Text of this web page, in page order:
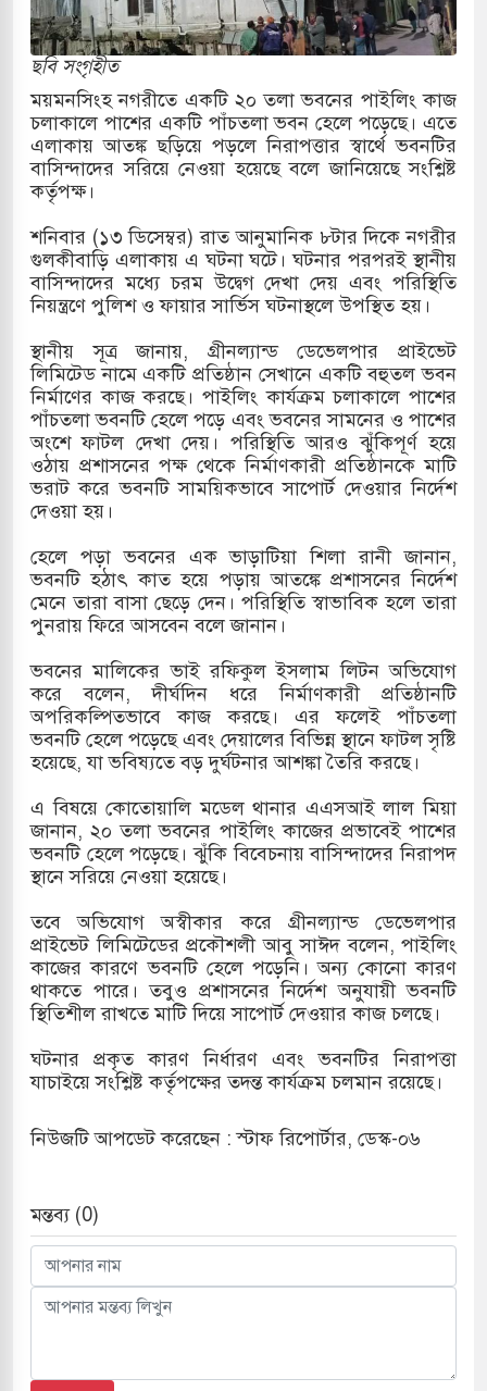
মুক্তির দাবিতে পাকিস্তানজুড়ে পিটিআইয়ের আজ
কোরিয়ার ক্ষেপণাস্ত্র ইউনিট মোতায়েন করা হয়েছে:
ইয়েমেন উপকূলে হামলার শিকার ভারতীয় জাহাজ
পর্যালোচনায় পোশাক রপ্তানিতে দ্বিতীয় স্থানে বাংলাদেশ
জুলাই গণঅভ্যুত্থান দিবস
একমাত্র আসামি অবসরপ্রাপ্ত সেনাসদস্য জামিনে
কুতুবদিয়া শিপিং চ্যানেলে জালের জড়ালে মারাত্মক
রুশ নাগরিকদের মারামারি: নিহত ১
ছবি সংগৃহীত
ময়মনসিংহ নগরীতে একটি ২০ তলা ভবনের পাইলিং কাজ
চলাকালে পাশের একটি পাঁচতলা ভবন হেলে পড়েছে। এতে
এলাকায় আতঙ্ক ছড়িয়ে পড়লে নিরাপত্তার স্বার্থে ভবনটির
বাসিন্দাদের সরিয়ে নেওয়া হয়েছে বলে জানিয়েছে সংশ্লিষ্ট
কর্তৃপক্ষ।
শনিবার (১৩ ডিসেম্বর) রাত আনুমানিক ৮টার দিকে নগরীর
গুলকীবাড়ি এলাকায় এ ঘটনা ঘটে। ঘটনার পরপরই স্থানীয়
বাসিন্দাদের মধ্যে চরম উদ্বেগ দেখা দেয় এবং পরিস্থিতি
নিয়ন্ত্রণে পুলিশ ও ফায়ার সার্ভিস ঘটনাস্থলে উপস্থিত হয়।
স্থানীয় সূত্র জানায়, গ্রীনল্যান্ড ডেভেলপার প্রাইভেট
লিমিটেড নামে একটি প্রতিষ্ঠান সেখানে একটি বহুতল ভবন
নির্মাণের কাজ করছে। পাইলিং কার্যক্রম চলাকালে পাশের
পাঁচতলা ভবনটি হেলে পড়ে এবং ভবনের সামনের ও পাশের
অংশে ফাটল দেখা দেয়। পরিস্থিতি আরও ঝুঁকিপূর্ণ হয়ে
ওঠায় প্রশাসনের পক্ষ থেকে নির্মাণকারী প্রতিষ্ঠানকে মাটি
ভরাট করে ভবনটি সাময়িকভাবে সাপোর্ট দেওয়ার নির্দেশ
দেওয়া হয়।
হেলে পড়া ভবনের এক ভাড়াটিয়া শিলা রানী জানান,
ভবনটি হঠাৎ কাত হয়ে পড়ায় আতঙ্কে প্রশাসনের নির্দেশ
মেনে তারা বাসা ছেড়ে দেন। পরিস্থিতি স্বাভাবিক হলে তারা
পুনরায় ফিরে আসবেন বলে জানান।
ভবনের মালিকের ভাই রফিকুল ইসলাম লিটন অভিযোগ
করে বলেন, দীর্ঘদিন ধরে নির্মাণকারী প্রতিষ্ঠানটি
অপরিকল্পিতভাবে কাজ করছে। এর ফলেই পাঁচতলা
ভবনটি হেলে পড়েছে এবং দেয়ালের বিভিন্ন স্থানে ফাটল সৃষ্টি
হয়েছে, যা ভবিষ্যতে বড় দুর্ঘটনার আশঙ্কা তৈরি করছে।
এ বিষয়ে কোতোয়ালি মডেল থানার এএসআই লাল মিয়া
জানান, ২০ তলা ভবনের পাইলিং কাজের প্রভাবেই পাশের
ভবনটি হেলে পড়েছে। ঝুঁকি বিবেচনায় বাসিন্দাদের নিরাপদ
স্থানে সরিয়ে নেওয়া হয়েছে।
তবে অভিযোগ অস্বীকার করে গ্রীনল্যান্ড ডেভেলপার
প্রাইভেট লিমিটেডের প্রকৌশলী আবু সাঈদ বলেন, পাইলিং
কাজের কারণে ভবনটি হেলে পড়েনি। অন্য কোনো কারণ
থাকতে পারে। তবুও প্রশাসনের নির্দেশ অনুযায়ী ভবনটি
স্থিতিশীল রাখতে মাটি দিয়ে সাপোর্ট দেওয়ার কাজ চলছে।
ঘটনার প্রকৃত কারণ নির্ধারণ এবং ভবনটির নিরাপত্তা
যাচাইয়ে সংশ্লিষ্ট কর্তৃপক্ষের তদন্ত কার্যক্রম চলমান রয়েছে।
নিউজটি আপডেট করেছেন : স্টাফ রিপোর্টার, ডেস্ক-০৬
মন্তব্য (0)